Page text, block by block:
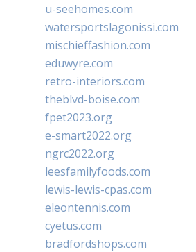
u-seehomes.com
watersportslagonissi.com
mischieffashion.com
eduwyre.com
retro-interiors.com
theblvd-boise.com
fpet2023.org
e-smart2022.org
ngrc2022.org
leesfamilyfoods.com
lewis-lewis-cpas.com
eleontennis.com
cyetus.com
bradfordshops.com